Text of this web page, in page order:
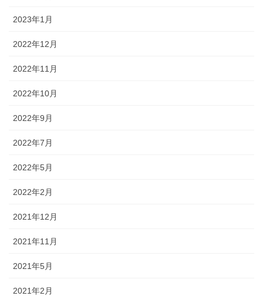
2023年1月
2022年12月
2022年11月
2022年10月
2022年9月
2022年7月
2022年5月
2022年2月
2021年12月
2021年11月
2021年5月
2021年2月